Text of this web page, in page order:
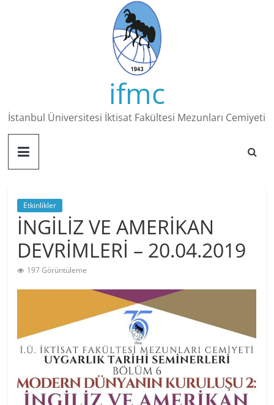
ifmc
İstanbul Üniversitesi İktisat Fakültesi Mezunları Cemiyeti
Etkinlikler
İNGİLİZ VE AMERİKAN
DEVRİMLERİ – 20.04.2019
197 Görüntüleme